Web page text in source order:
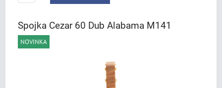
Spojka Cezar 60 Dub Alabama M141
NOVINKA